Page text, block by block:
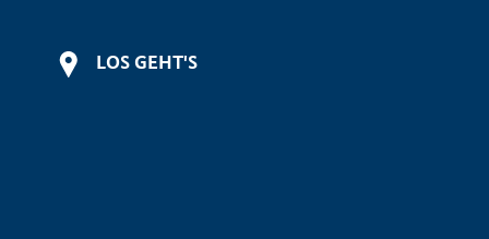
LOS GEHT'S